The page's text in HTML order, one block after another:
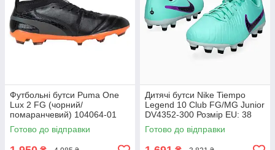
Футбольні бутси Puma One
Lux 2 FG (чорний/
помаранчевий) 104064-01
Розмір EU: 44
Готово до відправки
Дитячі бутси Nike Tiempo
Legend 10 Club FG/MG Junior
DV4352-300 Розмір EU: 38
Готово до відправки